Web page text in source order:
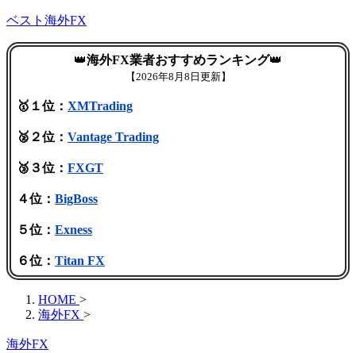
ベスト海外FX
👑海外FX業者おすすめランキング👑
【2026年8月8日更新】
🥇１位： XMTrading
🥈２位： Vantage Trading
🥉３位： FXGT
４位： BigBoss
５位： Exness
６位： Titan FX
HOME >
海外FX >
海外FX